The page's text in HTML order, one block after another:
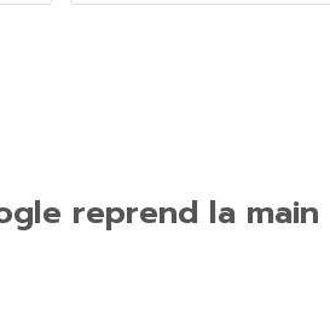
reprend la main